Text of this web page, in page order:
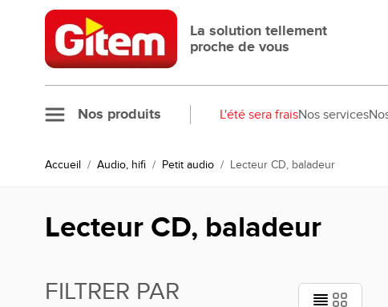
Allez au contenu
La solution tellement
proche de vous
Nos produits L'été sera fraisNos services
Accueil / Audio, hifi / Petit audio / Lecteur CD, baladeur
Lecteur CD, baladeur
FILTRER PAR